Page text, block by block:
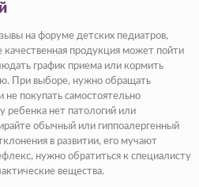
на форуме детских педиатров,
продукция может пойти
график приема или кормить
При выборе, нужно обращать
не покупать самостоятельно
ребенка нет патологий или
обычный или гиппоалергенный
в развитии, его мучают
нужно обратиться к специалисту
вещества.